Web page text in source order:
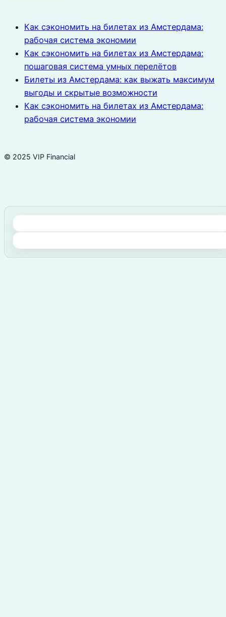
Как сэкономить на билетах из Амстердама:
рабочая система экономии
Как сэкономить на билетах из Амстердама:
пошаговая система умных перелётов
Билеты из Амстердама: как выжать максимум
выгоды и скрытые возможности
Как сэкономить на билетах из Амстердама:
рабочая система экономии
© 2025 VIP Financial